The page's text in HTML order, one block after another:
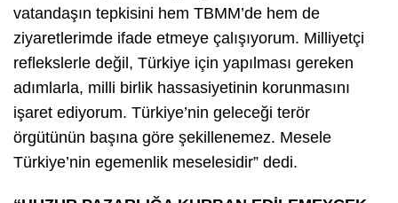
vatandaşın tepkisini hem TBMM’de hem de
ziyaretlerimde ifade etmeye çalışıyorum. Milliyetçi
reflekslerle değil, Türkiye için yapılması gereken
adımlarla, milli birlik hassasiyetinin korunmasını
işaret ediyorum. Türkiye’nin geleceği terör
örgütünün başına göre şekillenemez. Mesele
Türkiye’nin egemenlik meselesidir” dedi.